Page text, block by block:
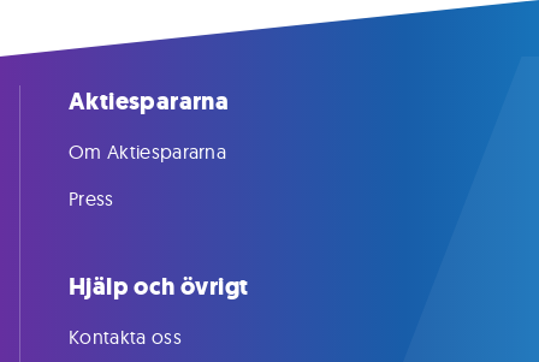
Aktiespararna
Om Aktiespararna
Press
Hjälp och övrigt
Kontakta oss